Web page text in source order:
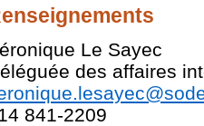
Le Sayec
des affaires
841-2209